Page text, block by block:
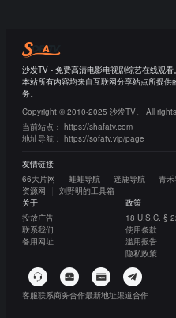
沙发TV - 免费高清电影电视剧综艺在线观看。
本站所有内容均来自互联网分享站点所提
务。
Copyright © 2010-2025 沙发TV。 All
当前站点： https://shafatv.com
地址导航： https://sofatv.vip/page
友情链接
66大片网
蛙蛙导航 迷鹿导航 青
资源网
刘野明的工具箱
关于
投放广告
联系我们
备用网址
政策
18 U.S.C. §
使用条款
滥用报告
隐私政策
客服联系商务合作最新地址渠道合作